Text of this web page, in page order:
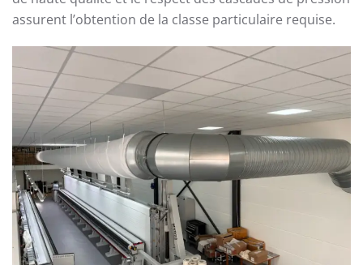
assurent l’obtention de la classe particulaire requise.